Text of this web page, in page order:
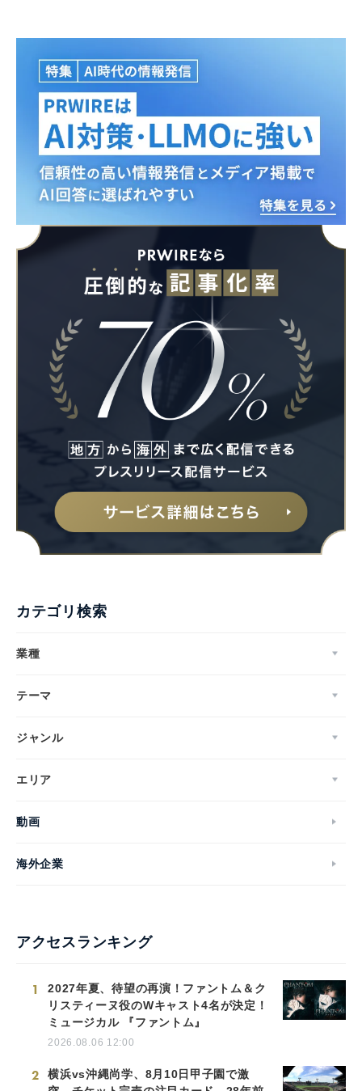
カテゴリ検索
業種
テーマ
ジャンル
エリア
動画
海外企業
アクセスランキング
1
2027年夏、待望の再演！ファントム＆ク
リスティーヌ役のWキャスト4名が決定！
ミュージカル 『ファントム』
2026.08.06 12:00
2
横浜vs沖縄尚学、8月10日甲子園で激